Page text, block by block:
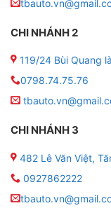
cảm biến áp suất
ngoài hay van
CHI NHÁNH 2
119/24 Bùi Quang
0798.74.75.76
CHI NHÁNH 3
482 Lê Văn Việt,
0927862222